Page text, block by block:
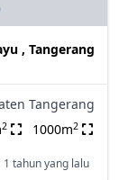
, Tangerang
Tangerang
2 1000m2
1 tahun yang lalu